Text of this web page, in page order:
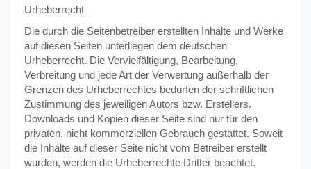
Urheberrecht
Die durch die Seitenbetreiber erstellten Inhalte und Werke
auf diesen Seiten unterliegen dem deutschen
Urheberrecht. Die Vervielfältigung, Bearbeitung,
Verbreitung und jede Art der Verwertung außerhalb der
Grenzen des Urheberrechtes bedürfen der schriftlichen
Zustimmung des jeweiligen Autors bzw. Erstellers.
Downloads und Kopien dieser Seite sind nur für den
privaten, nicht kommerziellen Gebrauch gestattet. Soweit
die Inhalte auf dieser Seite nicht vom Betreiber erstellt
wurden, werden die Urheberrechte Dritter beachtet.